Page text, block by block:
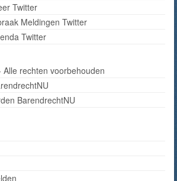
Twitter
Meldingen Twitter
Twitter
rechten voorbehouden
BarendrechtNU